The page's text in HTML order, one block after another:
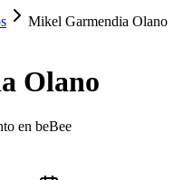
Mikel Garmendia Olano
Olano
en beBee